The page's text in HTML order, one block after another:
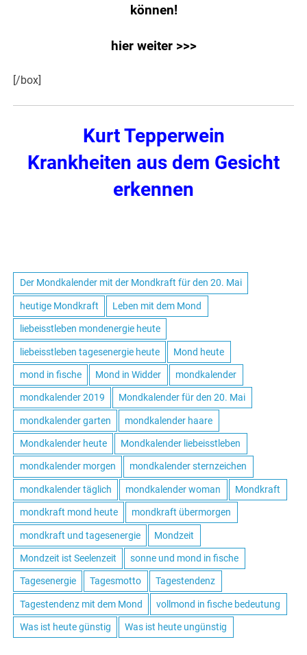
können!
hier weiter >>>
[/box]
KurtTepperwein
Krankheiten aus dem Gesicht
erkennen
Der Mondkalender mit der Mondkraft für den 20. Mai
heutige Mondkraft Leben mit dem Mond
liebeisstleben mondenergie heute
liebeisstleben tagesenergie heute Mond heute
mond in fische Mond in Widder mondkalender
mondkalender 2019 Mondkalender für den 20. Mai
mondkalender garten mondkalender haare
Mondkalender heute Mondkalender liebeisstleben
mondkalender morgen mondkalender sternzeichen
mondkalender täglich mondkalender woman Mondkraft
mondkraft mond heute mondkraft übermorgen
mondkraft und tagesenergie Mondzeit
Mondzeit ist Seelenzeit sonne und mond in fische
Tagesenergie Tagesmotto Tagestendenz
Tagestendenz mit dem Mond vollmond in fische bedeutung
Was ist heute günstig Was ist heute ungünstig